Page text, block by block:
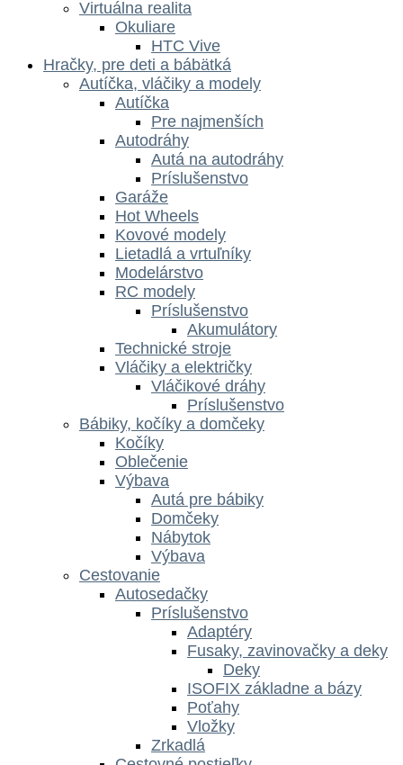
Virtuálna realita
Okuliare
HTC Vive
Hračky, pre deti a bábätká
Autíčka, vláčiky a modely
Autíčka
Pre najmenších
Autodráhy
Autá na autodráhy
Príslušenstvo
Garáže
Hot Wheels
Kovové modely
Lietadlá a vrtuľníky
Modelárstvo
RC modely
Príslušenstvo
Akumulátory
Technické stroje
Vláčiky a električky
Vláčikové dráhy
Príslušenstvo
Bábiky, kočíky a domčeky
Kočíky
Oblečenie
Výbava
Autá pre bábiky
Domčeky
Nábytok
Výbava
Cestovanie
Autosedačky
Príslušenstvo
Adaptéry
Fusaky, zavinovačky a deky
Deky
ISOFIX základne a bázy
Poťahy
Vložky
Zrkadlá